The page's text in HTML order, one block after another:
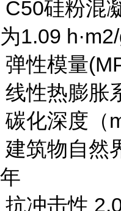
C50硅粉混
为1.09
弹性模量
线性热膨胀
碳化深度（
建筑物自然
年
抗冲击性